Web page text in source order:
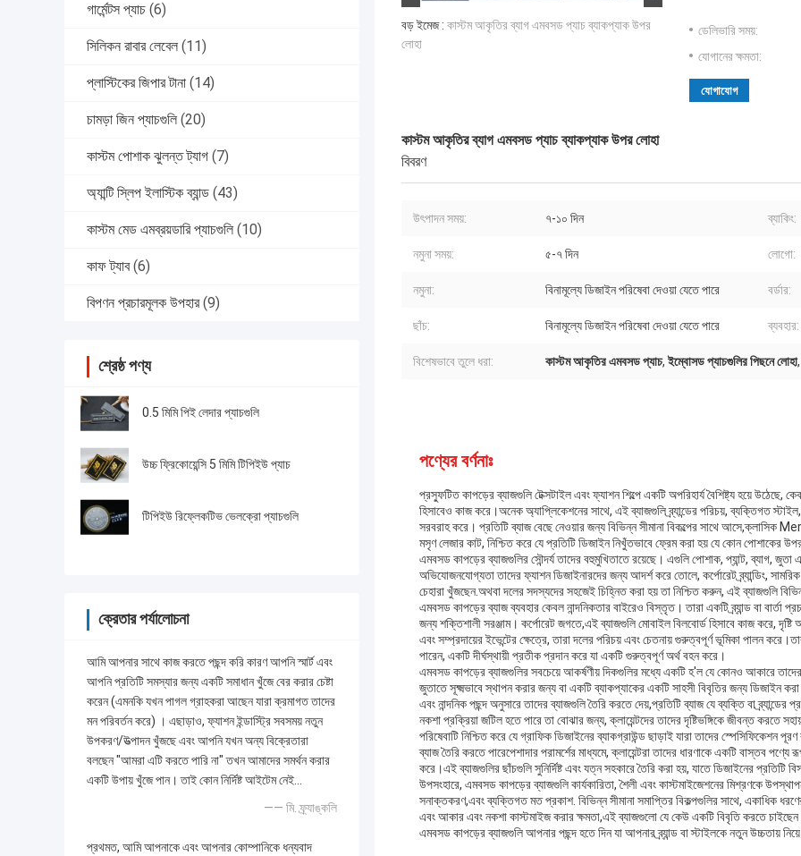
গার্মেন্টস প্যাচ (6)
সিলিকন রাবার লেবেল (11)
প্লাস্টিকের জিপার টানা (14)
চামড়া জিন প্যাচগুলি (20)
কাস্টম পোশাক ঝুলন্ত ট্যাগ (7)
অ্যান্টি স্লিপ ইলাস্টিক ব্যান্ড (43)
কাস্টম মেড এমব্রয়ডারি প্যাচগুলি (10)
কাফ ট্যাব (6)
বিপণন প্রচারমূলক উপহার (9)
শ্রেষ্ঠ পণ্য
0.5 মিমি পিই লেদার প্যাচগুলি
উচ্চ ফ্রিকোয়েন্সি 5 মিমি টিপিইউ প্যাচ
টিপিইউ রিফ্লেকটিভ ভেলক্রো প্যাচগুলি
ক্রেতার পর্যালোচনা
আমি আপনার সাথে কাজ করতে পছন্দ করি কারণ আপনি স্মার্ট এবং
আপনি প্রতিটি সমস্যার জন্য একটি সমাধান খুঁজে বের করার চেষ্টা
করেন (এমনকি যখন পাগল গ্রাহকরা আছেন যারা ক্রমাগত তাদের
মন পরিবর্তন করে) । এছাড়াও, ফ্যাশন ইন্ডাস্ট্রি সবসময় নতুন
উপকরণ/উত্পাদন খুঁজছে এবং আপনি যখন অন্য বিক্রেতারা
বলছেন "আমরা এটি করতে পারি না" তখন আমাদের সমর্থন করার
একটি উপায় খুঁজে পান। তাই কোন নির্দিষ্ট আইটেম নেই...
—— মি. ফ্র্যাঙ্কলি
প্রথমত, আমি আপনাকে এবং আপনার কোম্পানিকে ধন্যবাদ
বড় ইমেজ : কাস্টম আকৃতির ব্যাগ এমবসড প্যাচ ব্যাকপ্যাক উপর
লোহা
ডেলিভারি সময়:
যোগানের ক্ষমতা:
যোগাযোগ
কাস্টম আকৃতির ব্যাগ এমবসড প্যাচ ব্যাকপ্যাক উপর লোহা
বিবরণ
উৎপাদন সময়: ৭-১০ দিন ব্যাকিং:
নমুনা সময়: ৫-৭ দিন লোগো:
নমুনা: বিনামূল্যে ডিজাইন পরিষেবা দেওয়া যেতে পারে বর্ডার:
ছাঁচ: বিনামূল্যে ডিজাইন পরিষেবা দেওয়া যেতে পারে ব্যবহার:
বিশেষভাবে তুলে ধরা: কাস্টম আকৃতির এমবসড প্যাচ,ইম্বোসড প্যাচগুলির পিছনে লোহা
পণ্যের বর্ণনাঃ
প্রস্ফুটিত কাপড়ের ব্যাজগুলি টেক্সটাইল এবং ফ্যাশন শিল্পে একটি অপরিহার্য বৈশিষ্ট্য হয়ে
হিসাবেও কাজ করে।অনেক অ্যাপ্লিকেশনের সাথে, এই ব্যাজগুলি ব্র্যান্ডের পরিচয়, ব্যক্তিগত
সরবরাহ করে। প্রতিটি ব্যাজ বেছে নেওয়ার জন্য বিভিন্ন সীমানা বিকল্পের সাথে আসে,ক্লাসিক
মসৃণ লেজার কাট, নিশ্চিত করে যে প্রতিটি ডিজাইন নিখুঁতভাবে ফ্রেম করা হয় যে কোন পোশাকের
এমবসড কাপড়ের ব্যাজগুলির সৌন্দর্য তাদের বহুমুখিতাতে রয়েছে। এগুলি পোশাক, প্যান্ট, ব্যাগ,
অভিযোজনযোগ্যতা তাদের ফ্যাশন ডিজাইনারদের জন্য আদর্শ করে তোলে, কর্পোরেট ব্র্যান্ডিং,
চেহারা খুঁজছেন.অথবা দলের সদস্যদের সহজেই চিহ্নিত করা হয় তা নিশ্চিত করুন, এই ব্যাজগুলি
এমবসড কাপড়ের ব্যাজ ব্যবহার কেবল নান্দনিকতার বাইরেও বিস্তৃত। তারা একটি ব্র্যান্ড বা
জন্য শক্তিশালী সরঞ্জাম। কর্পোরেট জগতে,এই ব্যাজগুলি মোবাইল বিলবোর্ড হিসাবে কাজ করে, দৃষ্টি
এবং সম্প্রদায়ের ইভেন্টের ক্ষেত্রে, তারা দলের পরিচয় এবং চেতনায় গুরুত্বপূর্ণ ভূমিকা পালন
পারেন, একটি দীর্ঘস্থায়ী প্রতীক প্রদান করে যা একটি গুরুত্বপূর্ণ অর্থ বহন করে।
এমবসড কাপড়ের ব্যাজগুলির সবচেয়ে আকর্ষণীয় দিকগুলির মধ্যে একটি হ'ল যে কোনও আকারে
জুতাতে সূক্ষ্মভাবে স্থাপন করার জন্য বা একটি ব্যাকপ্যাকের একটি সাহসী বিবৃতির জন্য ডিজাইন করা
এবং নান্দনিক পছন্দ অনুসারে তাদের ব্যাজগুলি তৈরি করতে দেয়,প্রতিটি ব্যাজ যে ব্যক্তি বা
নকশা প্রক্রিয়া জটিল হতে পারে তা বোঝার জন্য, ক্লায়েন্টদের তাদের দৃষ্টিভঙ্গিকে জীবন্ত করতে
পরিষেবাটি নিশ্চিত করে যে গ্রাফিক ডিজাইনের ব্যাকগ্রাউন্ড ছাড়াই যারা তাদের
ব্যাজ তৈরি করতে পারেপেশাদার পরামর্শের মাধ্যমে, ক্লায়েন্টরা তাদের ধারণাকে একটি বাস্তব পণ্যে
করে।এই ব্যাজগুলির ছাঁচগুলি সুনির্দিষ্ট এবং যত্ন সহকারে তৈরি করা হয়, যাতে ডিজাইনের প্রতিটি
উপসংহারে, এমবসড কাপড়ের ব্যাজগুলি কার্যকারিতা, শৈলী এবং কাস্টমাইজেশনের মিশ্রণকে উপস্থাপন
সনাক্তকরণ,এবং ব্যক্তিগত মত প্রকাশ. বিভিন্ন সীমানা সমাপ্তির বিকল্পগুলির সাথে, একাধিক
এবং আকার এবং নকশা কাস্টমাইজ করার ক্ষমতা,এই ব্যাজগুলো যে কেউ একটি বিবৃতি করতে
এমবসড কাপড়ের ব্যাজগুলি আপনার পছন্দ হতে দিন যা আপনার ব্র্যান্ড বা স্টাইলকে নতুন উচ্চতায় নিয়ে